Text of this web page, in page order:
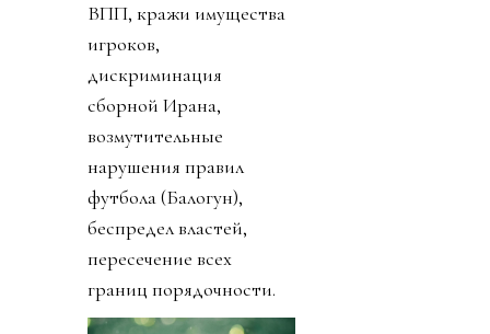
ВПП, кражи имущества
игроков,
дискриминация
сборной Ирана,
возмутительные
нарушения правил
футбола (Балогун),
беспредел властей,
пересечение всех
границ порядочности.